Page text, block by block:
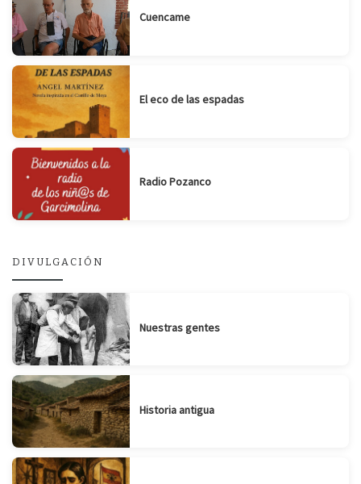
Cuencame
El eco de las espadas
Radio Pozanco
DIVULGACIÓN
Nuestras gentes
Historia antigua